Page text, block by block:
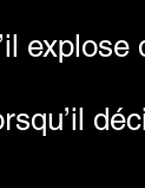
explose